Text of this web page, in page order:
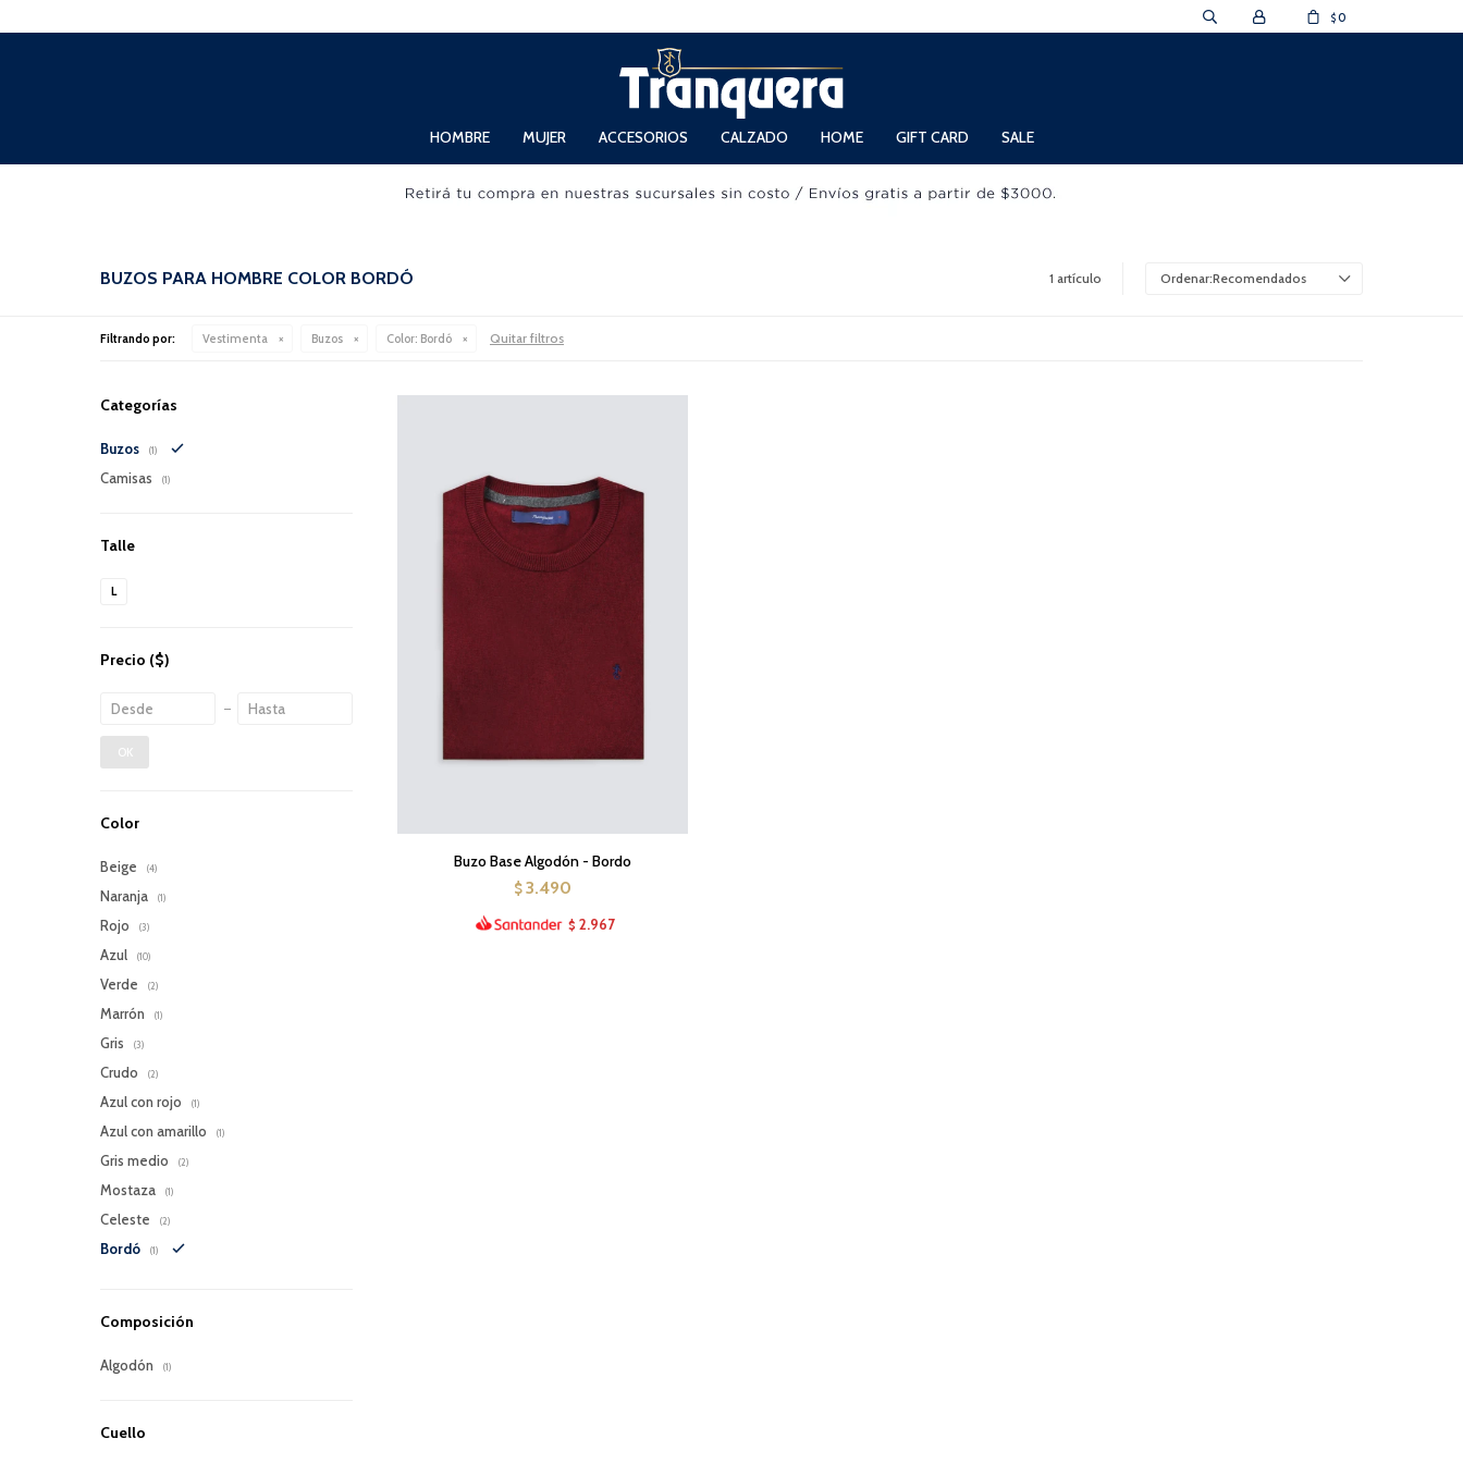
HOMBRE MUJER ACCESORIOS CALZADO HOME GIFT CARD SALE
$ 0
BUZOS PARA HOMBRE COLOR BORDÓ 1 artículo Recomendados
Filtrando por: Vestimenta Buzos Color: Bordó Quitar filtros
Buzo Base Algodón - Bordo
$ 3.490
$ 2.967
Categorías
Buzos (1)
Camisas (1)
Talle
L
Precio ($)
OK
Color
Beige (4)
Naranja (1)
Rojo (3)
Azul (10)
Verde (2)
Marrón (1)
Gris (3)
Crudo (2)
Azul con rojo (1)
Azul con amarillo (1)
Gris medio (2)
Mostaza (1)
Celeste (2)
Bordó (1)
Composición
Algodón (1)
Cuello